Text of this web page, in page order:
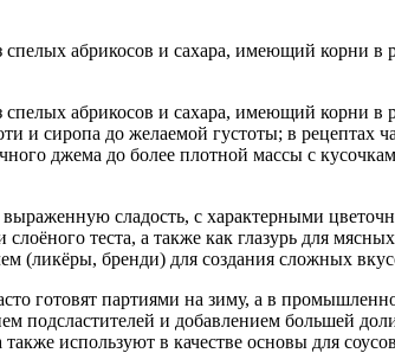
абрикосов и сахара, имеющий корни
абрикосов и сахара, имеющий корни
и сиропа до желаемой густоты; в
джема до более плотной массы с
сладость, с характерными
слоёного теста, а также как глазурь для
(ликёры, бренди) для создания сложных
готовят партиями на зиму, а в
подсластителей и добавлением большей
используют в качестве основы для